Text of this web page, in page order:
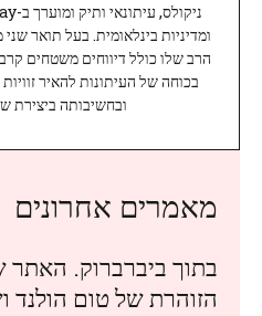
ומדיניות בינלאומית. בעל תואר
הרב שלו כולל דיווחים משטחים
בכוחה של העיתונות להאיר
ובחשיבותה ביצירת
מאמרים אחרונים
בתוך ביברברוק. האתר
הזוהרת של טום הולנד